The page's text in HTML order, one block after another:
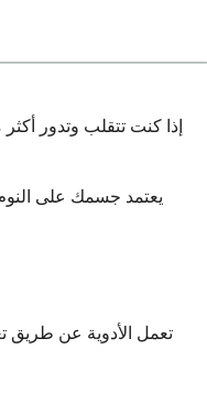
إذا كنت تتقلب وتدور
يعتمد جسمك على النوم
تعمل الأدوية عن طريق